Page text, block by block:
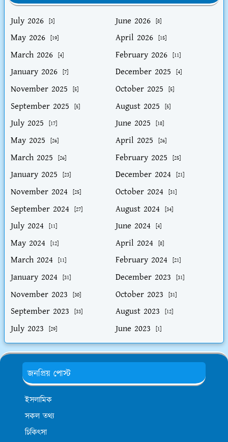
July 2026
[3] June 2026 [8]
May 2026 [19] April 2026 [15]
March 2026 [4] February 2026 [11]
January 2026 [7] December 2025 [4]
November 2025 [5] October 2025 [5]
September 2025 [5] August 2025 [5]
July 2025 [17] June 2025 [18]
May 2025 [26] April 2025 [26]
March 2025 [26] February 2025 [25]
January 2025 [23] December 2024 [21]
November 2024 [25] October 2024 [31]
September 2024 [27] August 2024 [34]
July 2024 [11] June 2024 [4]
May 2024 [12] April 2024 [8]
March 2024 [11] February 2024 [21]
January 2024 [31] December 2023 [31]
November 2023 [30] October 2023 [31]
September 2023 [33] August 2023 [12]
July 2023 [29] June 2023 [1]
জনপ্রিয় পোস্ট
ইসলামিক
সকল তথ্য
চিকিৎসা